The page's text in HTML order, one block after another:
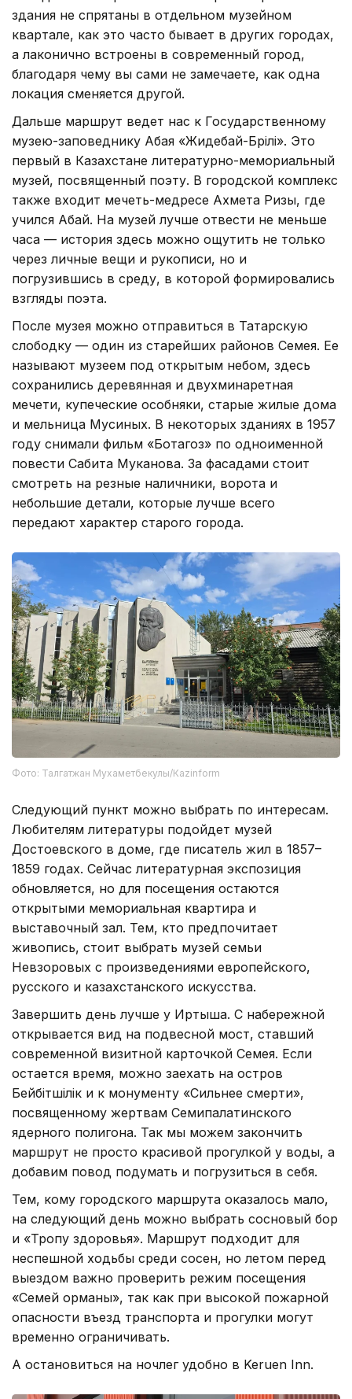
здания не спрятаны в отдельном музейном
квартале, как это часто бывает в других городах,
а лаконично встроены в современный город,
благодаря чему вы сами не замечаете, как одна
локация сменяется другой.
Дальше маршрут ведет нас к Государственному
музею-заповеднику Абая «Жидебай-Бөрілі». Это
первый в Казахстане литературно-мемориальный
музей, посвященный поэту. В городской комплекс
также входит мечеть-медресе Ахмета Ризы, где
учился Абай. На музей лучше отвести не меньше
часа — история здесь можно ощутить не только
через личные вещи и рукописи, но и
погрузившись в среду, в которой формировались
взгляды поэта.
После музея можно отправиться в Татарскую
слободку — один из старейших районов Семея. Ее
называют музеем под открытым небом, здесь
сохранились деревянная и двухминаретная
мечети, купеческие особняки, старые жилые дома
и мельница Мусиных. В некоторых зданиях в 1957
году снимали фильм «Ботагоз» по одноименной
повести Сабита Муканова. За фасадами стоит
смотреть на резные наличники, ворота и
небольшие детали, которые лучше всего
передают характер старого города.
Фото: Талгатжан Мухаметбекулы/Кazinform
Следующий пункт можно выбрать по интересам.
Любителям литературы подойдет музей
Достоевского в доме, где писатель жил в 1857–
1859 годах. Сейчас литературная экспозиция
обновляется, но для посещения остаются
открытыми мемориальная квартира и
выставочный зал. Тем, кто предпочитает
живопись, стоит выбрать музей семьи
Невзоровых с произведениями европейского,
русского и казахстанского искусства.
Завершить день лучше у Иртыша. С набережной
открывается вид на подвесной мост, ставший
современной визитной карточкой Семея. Если
остается время, можно заехать на остров
Бейбітшілік и к монументу «Сильнее смерти»,
посвященному жертвам Семипалатинского
ядерного полигона. Так мы можем закончить
маршрут не просто красивой прогулкой у воды, а
добавим повод подумать и погрузиться в себя.
Тем, кому городского маршрута оказалось мало,
на следующий день можно выбрать сосновый бор
и «Тропу здоровья». Маршрут подходит для
неспешной ходьбы среди сосен, но летом перед
выездом важно проверить режим посещения
«Семей орманы», так как при высокой пожарной
опасности въезд транспорта и прогулки могут
временно ограничивать.
А остановиться на ночлег удобно в Keruen Inn.